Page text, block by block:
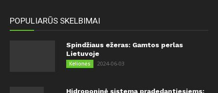
POPULIARŪS SKELBIMAI
Spindžiaus ežeras: Gamtos perlas
Lietuvoje
Kelionės 2024-06-03
Hidroponinė sistema pradedantiesiems: